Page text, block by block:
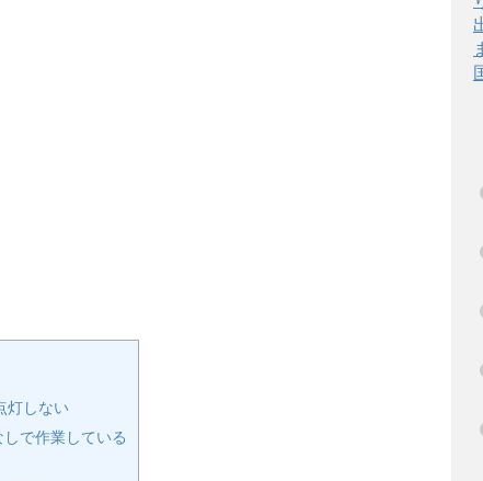
灯しない
で作業している